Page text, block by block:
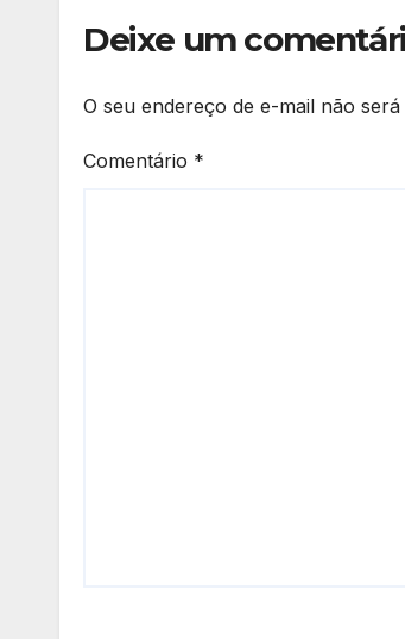
Deixe um
O seu endereço de e-mail não
Comentário *